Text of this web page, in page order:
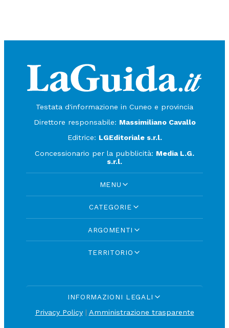
Testata d'informazione in Cuneo e provincia
Direttore responsabile: Massimiliano Cavallo
Editrice: LGEditoriale s.r.l.
Concessionario per la pubblicità: Media L.G.
s.r.l.
MENU
CATEGORIE
ARGOMENTI
TERRITORIO
INFORMAZIONI LEGALI
Privacy Policy| Amministrazione trasparente